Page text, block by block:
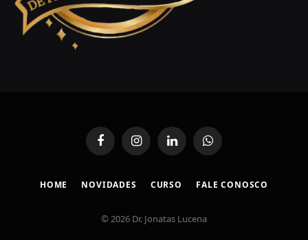
FacebookInstagramLinkedInWhatsApp
HOME NOVIDADES CURSO FALE CONOSCO
© 2026 Dr. Jonatas Lucena